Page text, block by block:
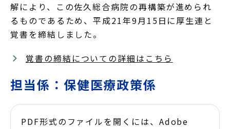
解により、この佐久総合病院の再構築が進められ
るものであるため、平成21年9月15日に厚生連と
覚書を締結しました。
覚書の締結についての詳細はこちら
担当係：保健医療政策係
PDF形式のファイルを開くには、Adobe